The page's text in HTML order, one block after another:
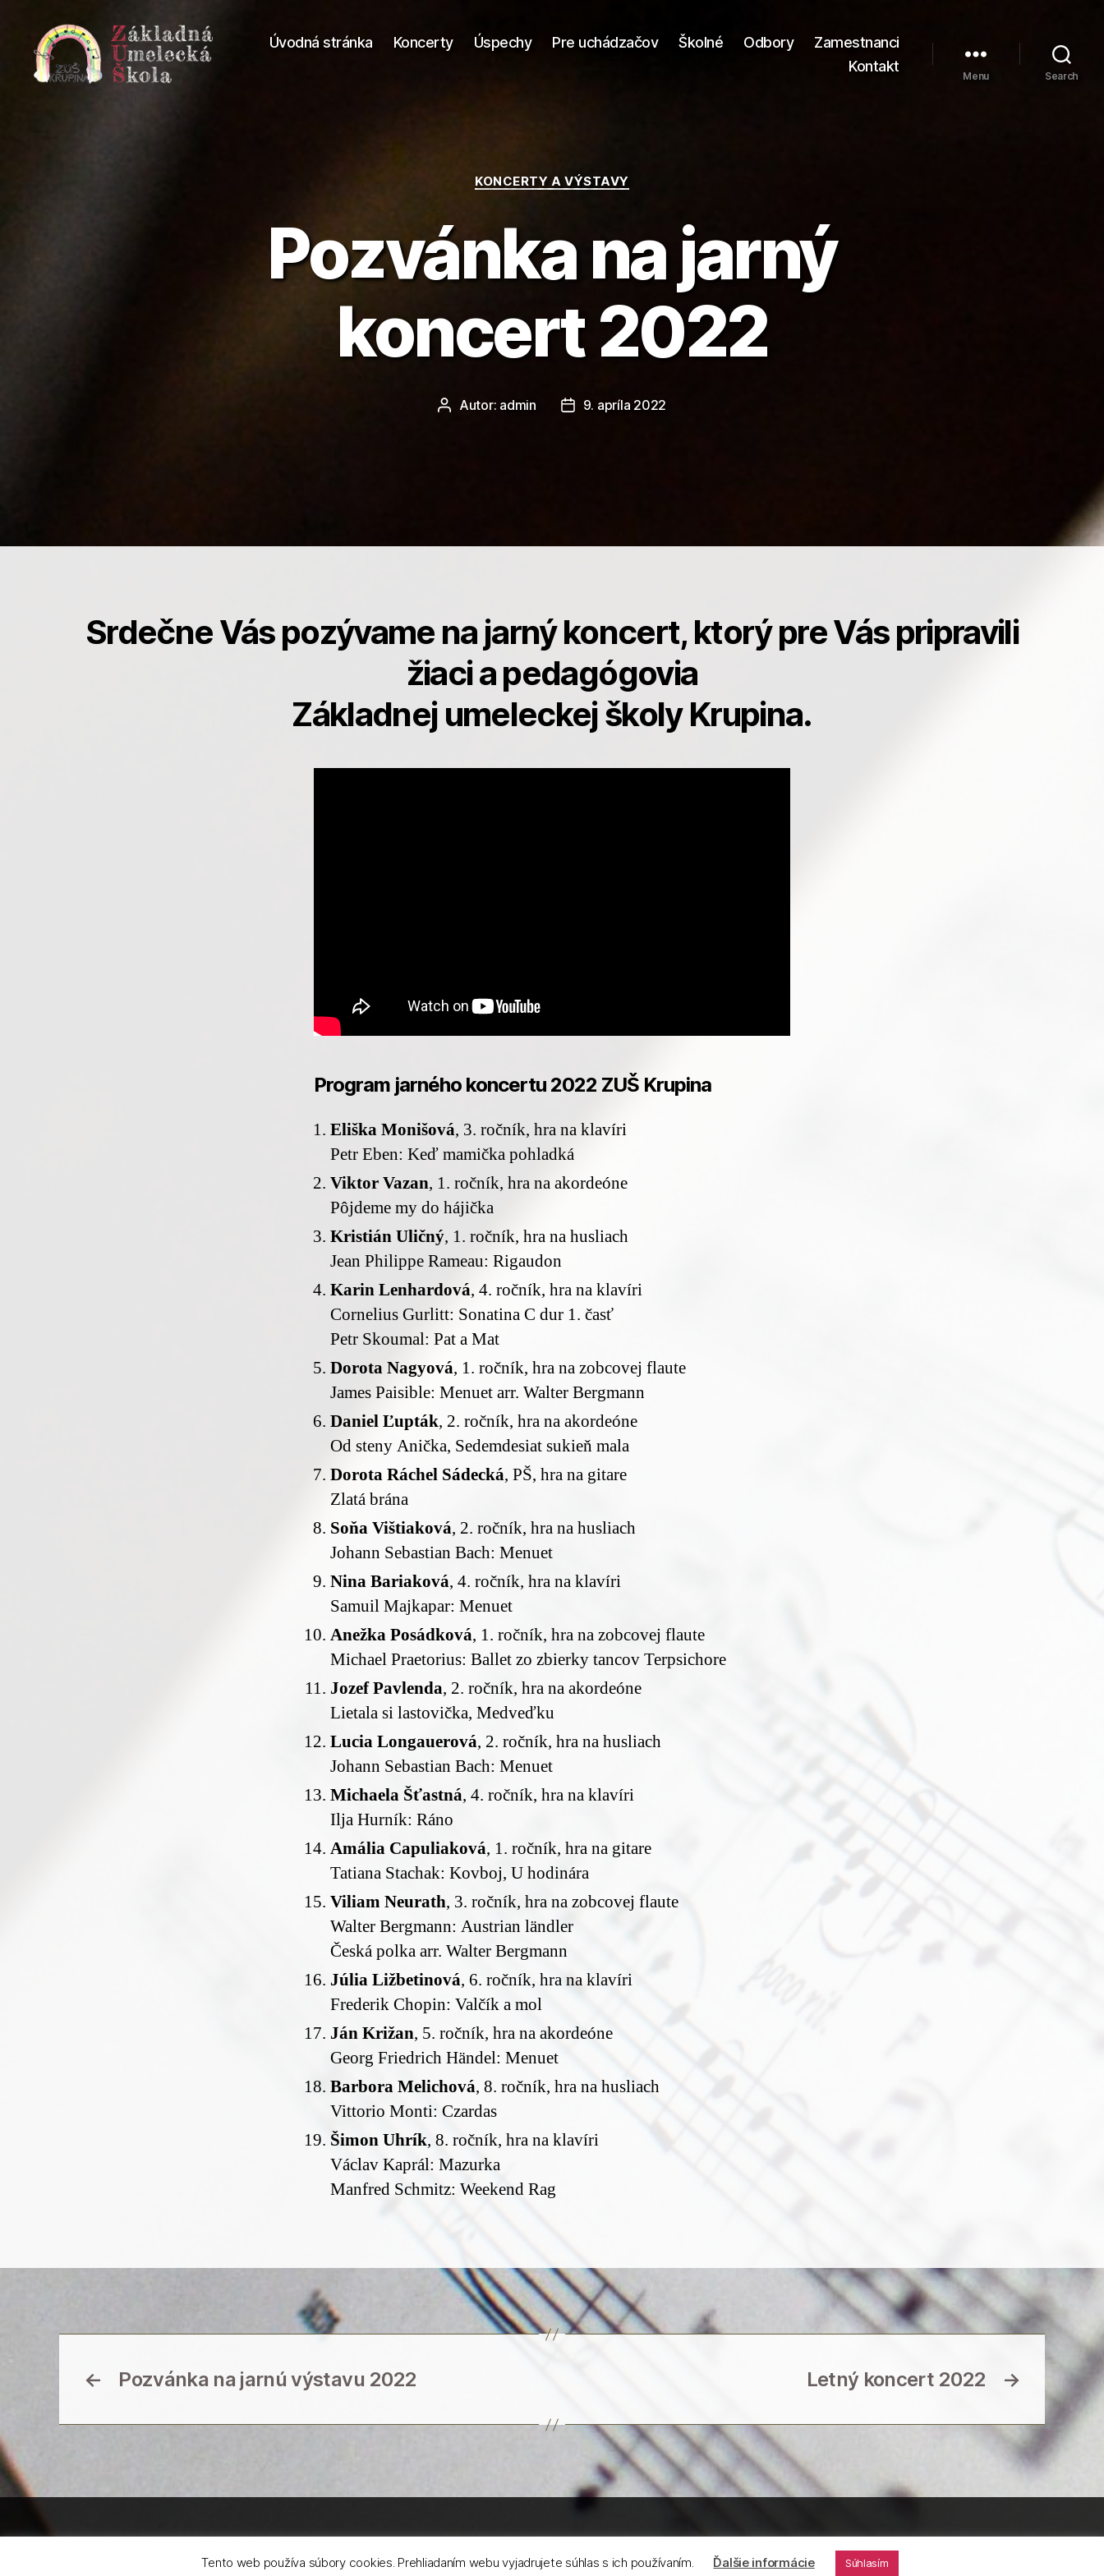
Úvodná stránka Koncerty Úspechy Pre uchádzačov Školné Odbory
Zamestnanci
Kontakt
Menu Search
Kategórie
KONCERTY A VÝSTAVY
Pozvánka na jarný
koncert 2022
AutorAutor: admin
Dátum
9. apríla 2022
Srdečne Vás pozývame na jarný koncert, ktorý pre Vás pripravili
žiaci a pedagógovia
Základnej umeleckej školy Krupina.
Program jarného koncertu 2022 ZUŠ Krupina
Eliška Monišová, 3. ročník, hra na klavíri
Petr Eben: Keď mamička pohladká
Viktor Vazan, 1. ročník, hra na akordeóne
Pôjdeme my do hájička
Kristián Uličný, 1. ročník, hra na husliach
Jean Philippe Rameau: Rigaudon
Karin Lenhardová, 4. ročník, hra na klavíri
Cornelius Gurlitt: Sonatina C dur 1. časť
Petr Skoumal: Pat a Mat
Dorota Nagyová, 1. ročník, hra na zobcovej flaute
James Paisible: Menuet arr. Walter Bergmann
Daniel Ľupták, 2. ročník, hra na akordeóne
Od steny Anička, Sedemdesiat sukieň mala
Dorota Ráchel Sádecká, PŠ, hra na gitare
Zlatá brána
Soňa Vištiaková, 2. ročník, hra na husliach
Johann Sebastian Bach: Menuet
Nina Bariaková, 4. ročník, hra na klavíri
Samuil Majkapar: Menuet
Anežka Posádková, 1. ročník, hra na zobcovej flaute
Michael Praetorius: Ballet zo zbierky tancov Terpsichore
Jozef Pavlenda, 2. ročník, hra na akordeóne
Lietala si lastovička, Medveďku
Lucia Longauerová, 2. ročník, hra na husliach
Johann Sebastian Bach: Menuet
Michaela Šťastná, 4. ročník, hra na klavíri
Ilja Hurník: Ráno
Amália Capuliaková, 1. ročník, hra na gitare
Tatiana Stachak: Kovboj, U hodinára
Viliam Neurath, 3. ročník, hra na zobcovej flaute
Walter Bergmann: Austrian ländler
Česká polka arr. Walter Bergmann
Júlia Ližbetinová, 6. ročník, hra na klavíri
Frederik Chopin: Valčík a mol
Ján Križan, 5. ročník, hra na akordeóne
Georg Friedrich Händel: Menuet
Barbora Melichová, 8. ročník, hra na husliach
Vittorio Monti: Czardas
Šimon Uhrík, 8. ročník, hra na klavíri
Václav Kaprál: Mazurka
Manfred Schmitz: Weekend Rag
← Pozvánka na jarnú výstavu 2022 →
Letný koncert 2022
Tento web používa súbory cookies. Prehliadaním webu vyjadrujete súhlas s ich používaním. Ďalšie informácie Súhlasím